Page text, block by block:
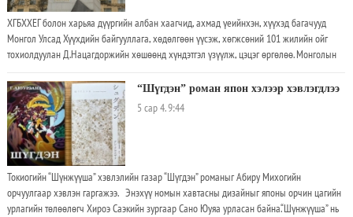
ХГБХХЕГ болон харьяа дүүргийн албан хаагчид, ахмад үеийнхэн, хүүхэд багачууд
Монгол Улсад Хүүхдийн байгууллага, хөдөлгөөн үүсэж, хөгжсөний 101 жилийн ойг
тохиолдуулан Д.Нацагдоржийн хөшөөнд хүндэтгэл үзүүлж, цэцэг өргөлөө. Монголын
байгууллагын үндэслэгч Д.Нацагдорж (1906-1937)-д зориулсан хөшөөг 1966 онд
Л.Махбалын зураг төсөл, Н.Жамбаагийн удирдлагаар Монголын урчуудын эвлэлийн
хорооны Дүрслэх урлагийн баримлын тасгийн урчууд бүтээсэн юм. Хөшөөнд
Д.Нацагдоржийг гартаа цаас харандаа барин бүтээл туурвиж байгаа байдлаар
дүрсэлж хөшөөний суурийн урд хананд “Миний нутаг” шүлгийн хэсгээс монгол бичгээр
бичсэн
“Шүгдэн” роман япон хэлээр хэвлэгдлээ
5 сар 4. 9:44
Токиогийн “Шүнжүүша” хэвлэлийн газар “Шүгдэн” романыг Абиру Михогийн
орчуулгаар хэвлэн гаргажээ. Энэхүү номын хавтасны дизайныг японы орчин цагийн
урлагийн төлөөлөгч Хироэ Саэкийн зургаар Сано Юуяа урласан байна.“Шүнжүүша” нь